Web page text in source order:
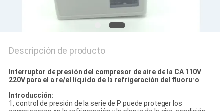
Descripción de producto
Interruptor de presión del compresor de aire de la CA 110V
220V para el aire/el líquido de la refrigeración del fluoruro
Introducción:
1, control de presión de la serie de P puede proteger los